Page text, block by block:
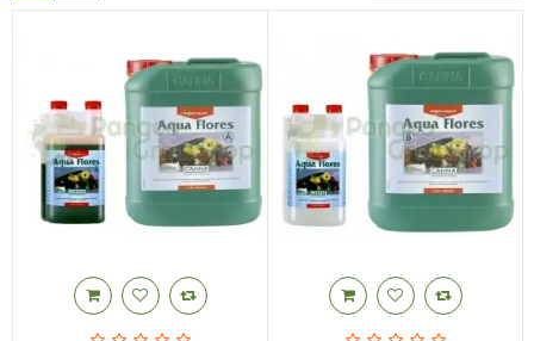
Armarios de cultivo
Iluminacion
Articulos Fumador
Cosecha y Secado
Productos CBD